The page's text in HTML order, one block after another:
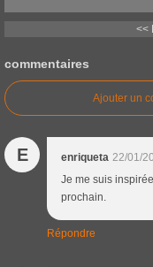
<<
commentaires
Ajouter un
E enriqueta 22/01/
Je me suis
prochain.
Répondre